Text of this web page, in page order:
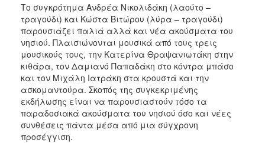
Το συγκρότημα Ανδρέα Νικολιδάκη (λαούτο –
τραγούδι) και Κώστα Βιτώρου (λύρα – τραγούδι)
παρουσιάζει παλιά αλλά και νέα ακούσματα του
νησιού. Πλαισιώνονται μουσικά από τους τρεις
μουσικούς τους, την Κατερίνα Θραψανιωτάκη στην
κιθάρα, τον Δαμιανό Παπαδάκη στο κόντρα μπάσο
και τον Μιχάλη Ιατράκη στα κρουστά και την
ασκομαντούρα. Σκοπός της συγκεκριμένης
εκδήλωσης είναι να παρουσιαστούν τόσο τα
παραδοσιακά ακούσματα του νησιού όσο και νέες
συνθέσεις πάντα μέσα από μια σύγχρονη
προσέγγιση.